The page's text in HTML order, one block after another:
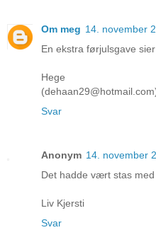
Om meg 14. november
En ekstra førjulsgave
Hege
Svar
Anonym 14. november
Det hadde vært stas
Liv Kjersti
Svar